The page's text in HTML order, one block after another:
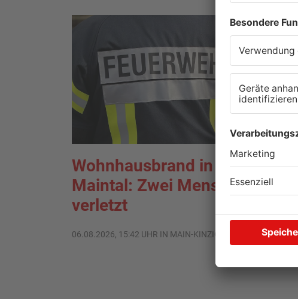
Wohnhausbrand in
Maintal: Zwei Menschen
verletzt
06.08.2026, 15:42 UHR IN MAIN-KINZIG-KREIS